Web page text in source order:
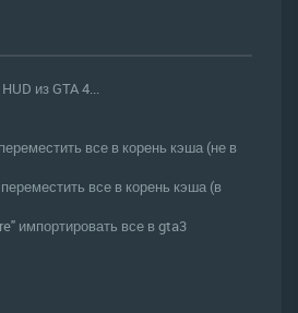
из GTA 4...
все в корень кэша (не в
все в корень кэша (в
импортировать все в gta3